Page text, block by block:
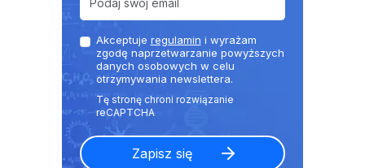
Akceptuje regulamin i wyrażam
zgodę naprzetwarzanie powyższych
danych osobowych w celu
otrzymywania newslettera.